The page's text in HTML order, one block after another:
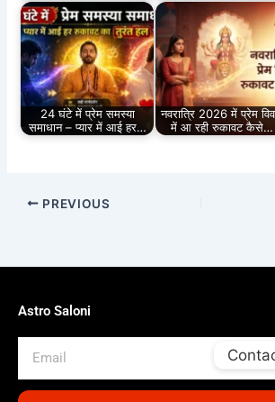
24 घंटे में प्रेम समस्या
समाधान – प्यार में आई हर…
नवरात्रि 2026 में प्रेम
में आ रही रुकावट कैसे…
PREVIOUS
Astro Saloni